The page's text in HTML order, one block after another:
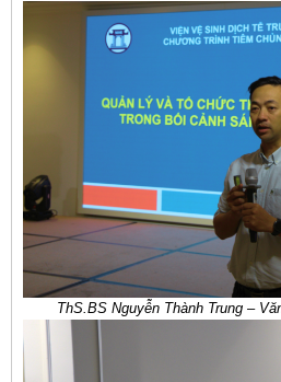
ThS.BS Nguyễn Thành Trung –